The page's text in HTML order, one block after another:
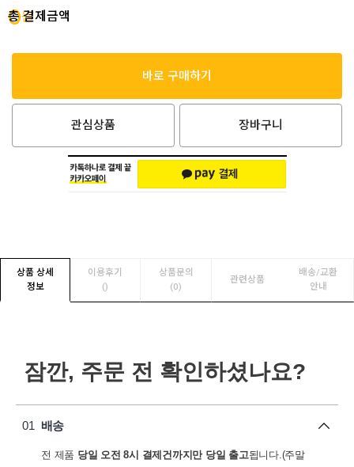
총 결제금액
0원
바로 구매하기
관심상품 장바구니
상품 상세
정보
이용후기
()
상품문의
(0)
관련상품
배송/교환
안내
잠깐, 주문 전 확인하셨나요?
01 배송
전 제품 당일 오전 8시 결제건까지만 당일 출고됩니다.(주말